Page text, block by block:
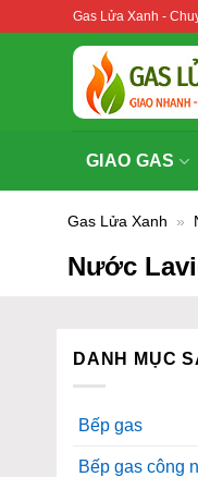
Gas Lửa Xanh -
GIAO GAS
Gas Lửa Xanh »
Nước
DANH MỤC
Bếp gas
Bếp gas công